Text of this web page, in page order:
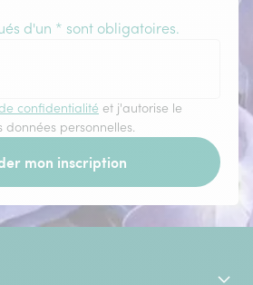
d'un * sont obligatoires.
confidentialité et j'autorise le
personnelles.
mon inscription